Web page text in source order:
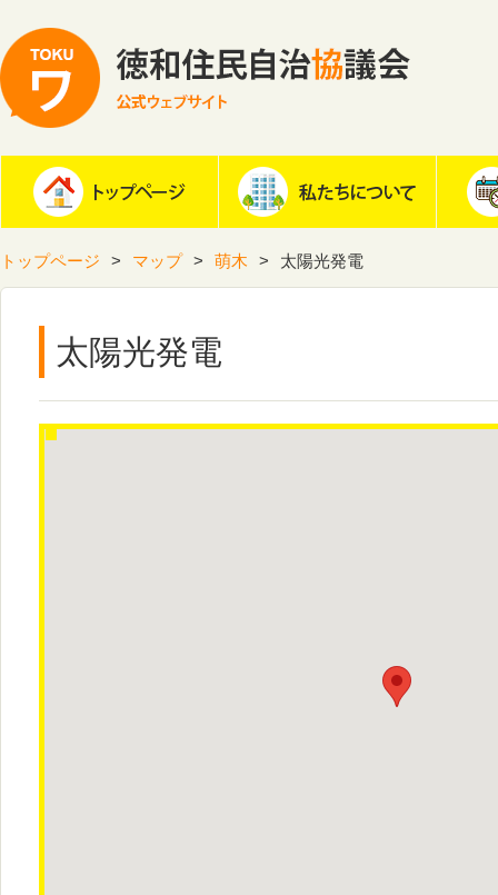
トップページ マップ 萌木 太陽光発電
太陽光発電